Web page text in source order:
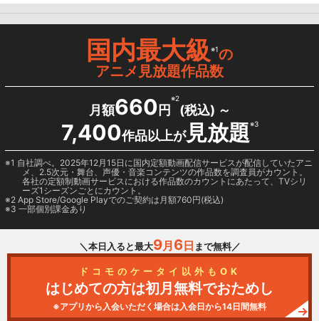
国内最大級※1の
アニメ見放題作品数
月額660 円
※2
(税込) ～
7,400作品以上が見放題※3
1 自社調べ。2025年12月15日に国内定額動画配信サービスが配信していたアニ
メ、2.5次元・舞台、声優・音楽コンテンツの作品数を調査員がカウント。
各社の定額制動画サービスにおける作品数のカウントにあたって、TVシリ
ーズ1シーズンごとにカウント。
2 App Store/Google Playでのご契約は月額760円(税込)
3 一部個別課金あり
＼本日入ると最大9月 6日 まで無料／
ドコモのケータイ以外もOK
はじめての方は初月無料でおためし
※アプリから入会いただく場合は入会日から14日間無料